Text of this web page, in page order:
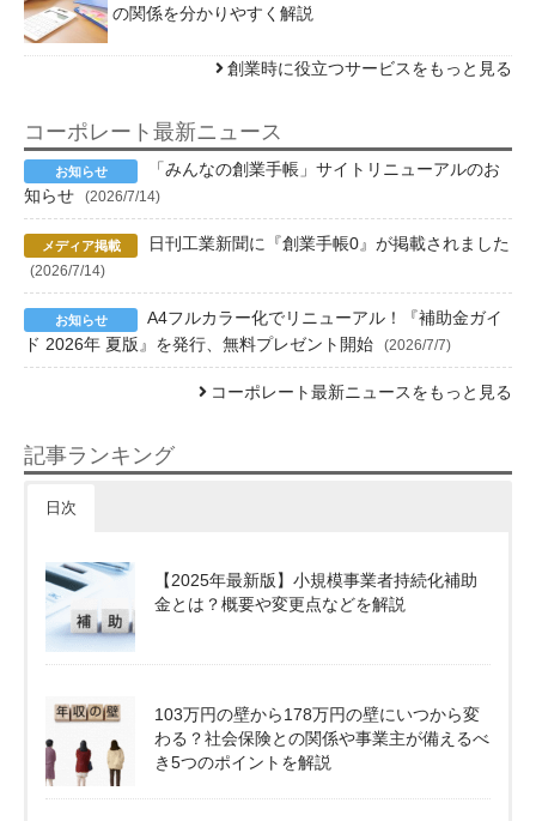
の関係を分かりやすく解説
創業時に役立つサービスをもっと見る
コーポレート最新ニュース
「みんなの創業手帳」サイトリニューアルのお
知らせ
(2026/7/14)
日刊工業新聞に『創業手帳0』が掲載されました
(2026/7/14)
A4フルカラー化でリニューアル！『補助金ガイ
ド 2026年 夏版』を発行、無料プレゼント開始
(2026/7/7)
コーポレート最新ニュースをもっと見る
記事ランキング
日次
【2025年最新版】小規模事業者持続化補助
金とは？概要や変更点などを解説
103万円の壁から178万円の壁にいつから変
わる？社会保険との関係や事業主が備えるべ
き5つのポイントを解説